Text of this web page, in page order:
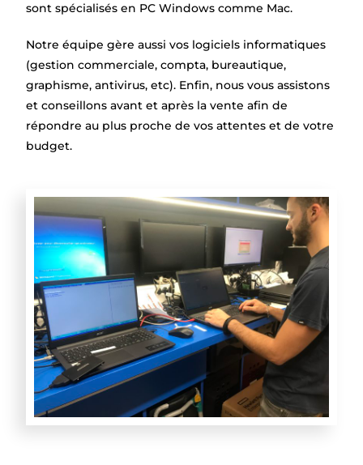
sont spécialisés en PC Windows comme Mac.
Notre équipe gère aussi vos logiciels informatiques
(gestion commerciale, compta, bureautique,
graphisme, antivirus, etc). Enfin, nous vous assistons
et conseillons avant et après la vente afin de
répondre au plus proche de vos attentes et de votre
budget.